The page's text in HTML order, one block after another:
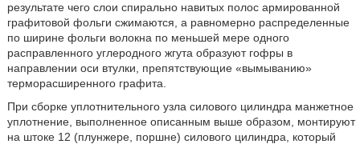
результате чего слои спирально навитых полос армированной
графитовой фольги сжимаются, а равномерно распределенные
по ширине фольги волокна по меньшей мере одного
расправленного углеродного жгута образуют гофры в
направлении оси втулки, препятствующие «вымыванию»
терморасширенного графита.
При сборке уплотнительного узла силового цилиндра манжетное
уплотнение, выполненное описанным выше образом, монтируют
на штоке 12 (плунжере, поршне) силового цилиндра, который